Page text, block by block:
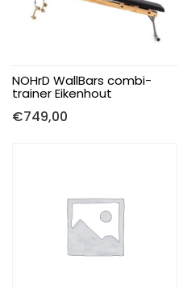
NOHrD WallBars combi-
trainer Eikenhout
€749,00